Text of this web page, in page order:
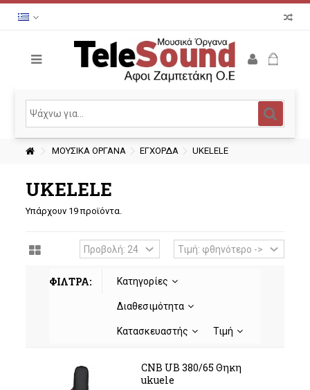
ΜΟΥΣΙΚΑ ΟΡΓΑΝΑ ΕΓΧΟΡΔΑ UKELELE
UKELELE
Υπάρχουν 19 προϊόντα.
ΦΙΛΤΡΑ: Κατηγορίες
Διαθεσιμότητα
Κατασκευαστής Τιμή
CNB UB 380/65 Θηκη
ukuele